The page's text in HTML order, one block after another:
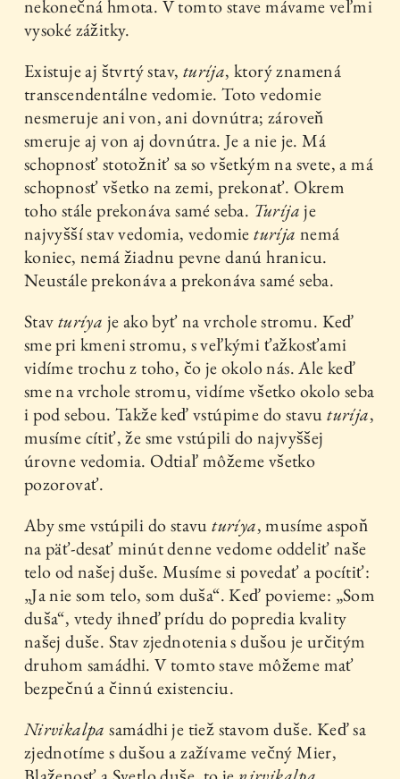
nekonečná hmota. V tomto stave mávame veľmi
vysoké zážitky.
Existuje aj štvrtý stav, turíja, ktorý znamená
transcendentálne vedomie. Toto vedomie
nesmeruje ani von, ani dovnútra; zároveň
smeruje aj von aj dovnútra. Je a nie je. Má
schopnosť stotožniť sa so všetkým na svete, a má
schopnosť všetko na zemi, prekonať. Okrem
toho stále prekonáva samé seba. Turíjaje
najvyšší stav vedomia, vedomieturíja nemá
koniec, nemá žiadnu pevne danú hranicu.
Neustále prekonáva a prekonáva samé seba.
Stavturíya je ako byť na vrchole stromu. Keď
sme pri kmeni stromu, s veľkými ťažkosťami
vidíme trochu z toho, čo je okolo nás. Ale keď
sme na vrchole stromu, vidíme všetko okolo seba
i pod sebou. Takže keď vstúpime do stavuturíja,
musíme cítiť, že sme vstúpili do najvyššej
úrovne vedomia. Odtiaľ môžeme všetko
pozorovať.
Aby sme vstúpili do stavuturíya, musíme aspoň
na päť-desať minút denne vedome oddeliť naše
telo od našej duše. Musíme si povedať a pocítiť:
„Ja nie som telo, som duša“. Keď povieme: „Som
duša“, vtedy ihneď prídu do popredia kvality
našej duše. Stav zjednotenia s dušou je určitým
druhom samádhi. V tomto stave môžeme mať
bezpečnú a činnú existenciu.
Nirvikalpa samádhi je tiež stavom duše. Keď sa
zjednotíme s dušou a zažívame večný Mier,